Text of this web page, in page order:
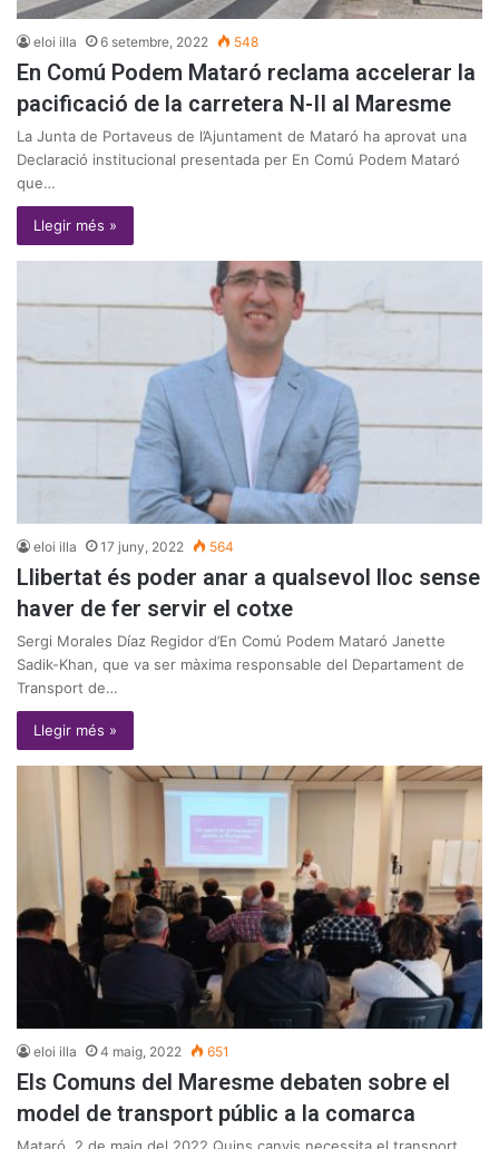
eloi illa 6 setembre, 2022 548
En Comú Podem Mataró reclama accelerar la
pacificació de la carretera N-II al Maresme
La Junta de Portaveus de l’Ajuntament de Mataró ha aprovat una
Declaració institucional presentada per En Comú Podem Mataró
que…
Llegir més »
eloi illa 17 juny, 2022 564
Llibertat és poder anar a qualsevol lloc sense
haver de fer servir el cotxe
Sergi Morales Díaz Regidor d’En Comú Podem Mataró Janette
Sadik-Khan, que va ser màxima responsable del Departament de
Transport de…
Llegir més »
eloi illa 4 maig, 2022 651
Els Comuns del Maresme debaten sobre el
model de transport públic a la comarca